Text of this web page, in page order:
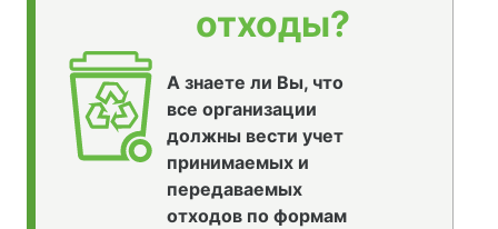
отходы?
А знаете ли Вы, что
все организации
должны вести учет
принимаемых и
передаваемых
отходов по формам